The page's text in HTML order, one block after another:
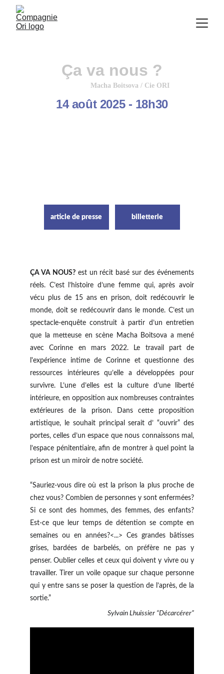
Ça va nous ?
14 août 2025 - 18h30
Macha Boitsova / Cie ORI
billetterie
article de presse
ÇA VA NOUS?est un récit basé sur des événements
réels. C’est l’histoire d’une femme qui, après avoir
vécu plus de 15 ans en prison, doit redécouvrir le
monde, doit se redécouvrir dans le monde. C’est un
spectacle-enquête construit à partir d’un entretien
que la metteuse en scène Macha Boitsova a mené
avec Corinne en mars 2022. Le travail part de
l'expérience intime de Corinne et questionne des
ressources intérieures qu’elle a développées pour
survivre. L’une d’elles est la culture d’une liberté
intérieure, en opposition aux nombreuses contraintes
extérieures de la prison. Dans cette proposition
artistique, le souhait principal serait d’ “ouvrir” des
portes, celles d’un espace que nous connaissons mal,
l’espace pénitentiaire, afin de montrer à quel point la
prison est un miroir de notre société.
“Sauriez-vous dire où est la prison la plus proche de
chez vous? Combien de personnes y sont enfermées?
Si ce sont des hommes, des femmes, des enfants?
Est-ce que leur temps de détention se compte en
semaines ou en années?<...> Ces grandes bâtisses
grises, bardées de barbelés, on préfère ne pas y
penser. Oublier celles et ceux qui doivent y vivre ou y
travailler. Tirer un voile opaque sur chaque personne
qui y entre sans se poser la question de l’après, de la
sortie.”
Sylvain Lhuissier “Décarcérer”